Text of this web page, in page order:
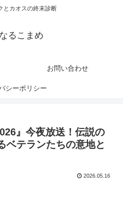
とカオスの終末診断
るこまめ
お問い合わせ
シーポリシー
』今夜放送！伝説の
ベテランたちの意地と
2026.05.16